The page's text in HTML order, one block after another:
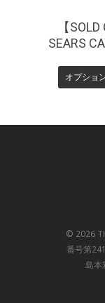
【SOLD
SEARS
オプショ
© 2026
番号第
島